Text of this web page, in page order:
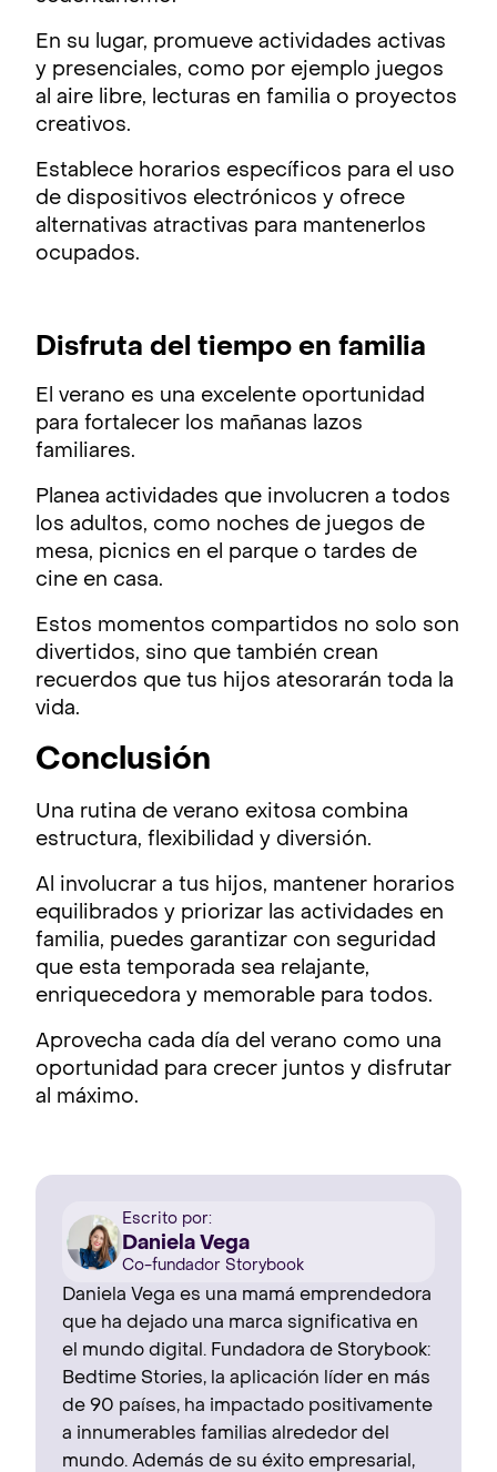
En su lugar, promueve actividades activas
y presenciales, como por ejemplo juegos
al aire libre, lecturas en familia o proyectos
creativos.
Establece horarios específicos para el uso
de dispositivos electrónicos y ofrece
alternativas atractivas para mantenerlos
ocupados.
Disfruta del tiempo en familia
El verano es una excelente oportunidad
para fortalecer los mañanas lazos
familiares.
Planea actividades que involucren a todos
los adultos, como noches de juegos de
mesa, picnics en el parque o tardes de
cine en casa.
Estos momentos compartidos no solo son
divertidos, sino que también crean
recuerdos que tus hijos atesorarán toda la
vida.
Conclusión
Una rutina de verano exitosa combina
estructura, flexibilidad y diversión.
Al involucrar a tus hijos, mantener horarios
equilibrados y priorizar las actividades en
familia, puedes garantizar con seguridad
que esta temporada sea relajante,
enriquecedora y memorable para todos.
Aprovecha cada día del verano como una
oportunidad para crecer juntos y disfrutar
al máximo.
Escrito por:
Daniela Vega
Co-fundador Storybook
Daniela Vega es una mamá emprendedora
que ha dejado una marca significativa en
el mundo digital. Fundadora de Storybook:
Bedtime Stories, la aplicación líder en más
de 90 países, ha impactado positivamente
a innumerables familias alrededor del
mundo. Además de su éxito empresarial,